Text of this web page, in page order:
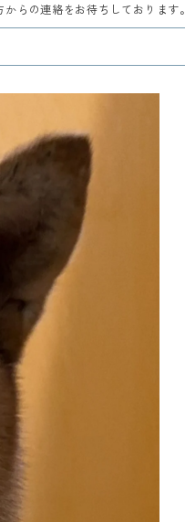
らの連絡をお待ちしております。